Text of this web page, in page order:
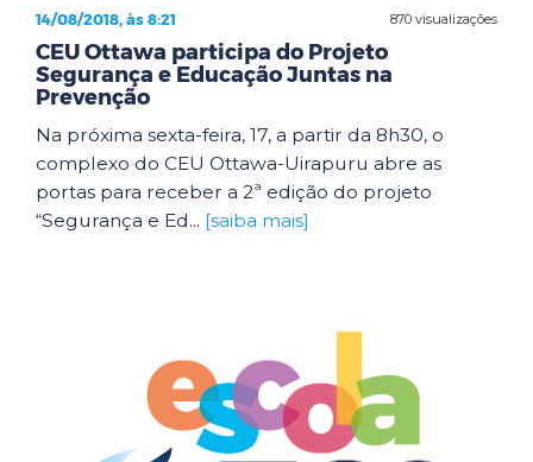
870 visualizações
14/08/2018, às 8:21
CEU Ottawa participa do Projeto
Segurança e Educação Juntas na
Prevenção
Na próxima sexta-feira, 17, a partir da 8h30, o
complexo do CEU Ottawa-Uirapuru abre as
portas para receber a 2ª edição do projeto
“Segurança e Ed... [saiba mais]